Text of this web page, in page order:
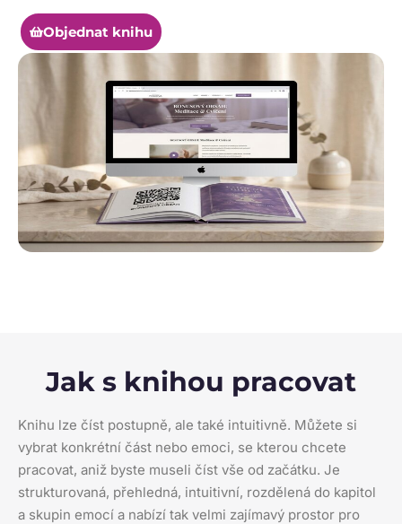
Objednat knihu
Jak s knihou pracovat
Knihu lze číst postupně, ale také intuitivně. Můžete si
vybrat konkrétní část nebo emoci, se kterou chcete
pracovat, aniž byste museli číst vše od začátku. Je
strukturovaná, přehledná, intuitivní, rozdělená do kapitol
a skupin emocí a nabízí tak velmi zajímavý prostor pro